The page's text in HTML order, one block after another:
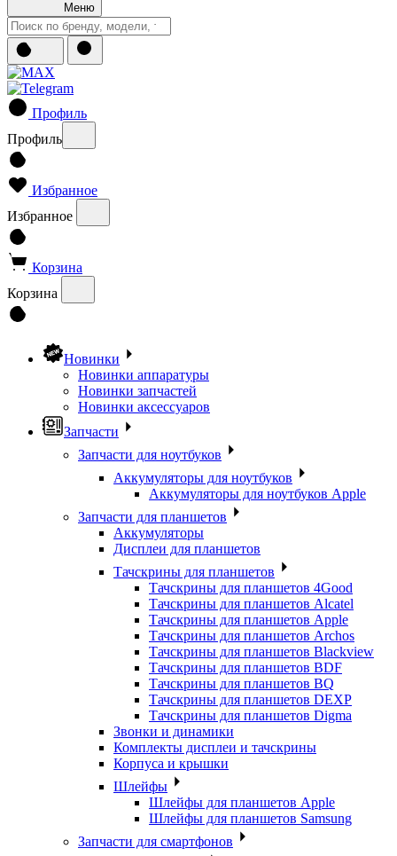
Меню
Профиль
Профиль
Избранное
Избранное
Корзина
Корзина
Новинки
Новинки аппаратуры
Новинки запчастей
Новинки аксессуаров
Запчасти
Запчасти для ноутбуков
Аккумуляторы для ноутбуков
Аккумуляторы для ноутбуков Apple
Запчасти для планшетов
Аккумуляторы
Дисплеи для планшетов
Тачскрины для планшетов
Тачскрины для планшетов 4Good
Тачскрины для планшетов Alcatel
Тачскрины для планшетов Apple
Тачскрины для планшетов Archos
Тачскрины для планшетов Blackview
Тачскрины для планшетов BDF
Тачскрины для планшетов BQ
Тачскрины для планшетов DEXP
Тачскрины для планшетов Digma
Звонки и динамики
Комплекты дисплеи и тачскрины
Корпуса и крышки
Шлейфы
Шлейфы для планшетов Apple
Шлейфы для планшетов Samsung
Запчасти для смартфонов